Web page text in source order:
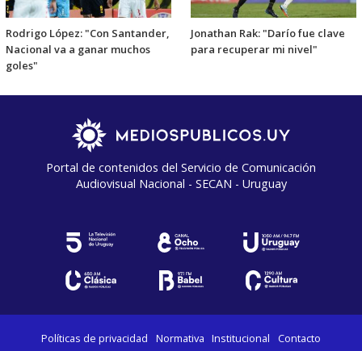
Rodrigo López: "Con Santander,
Nacional va a ganar muchos
goles"
Jonathan Rak: "Darío fue clave
para recuperar mi nivel"
Portal de contenidos del Servicio de Comunicación
Audiovisual Nacional - SECAN - Uruguay
Políticas de privacidad Normativa Institucional Contacto